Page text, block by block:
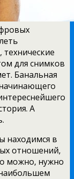
для снимков
Банальная
А
находимся в
отношений,
можно, нужно